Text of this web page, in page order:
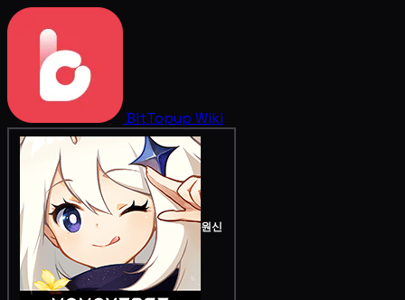
BitTopup Wiki
원신